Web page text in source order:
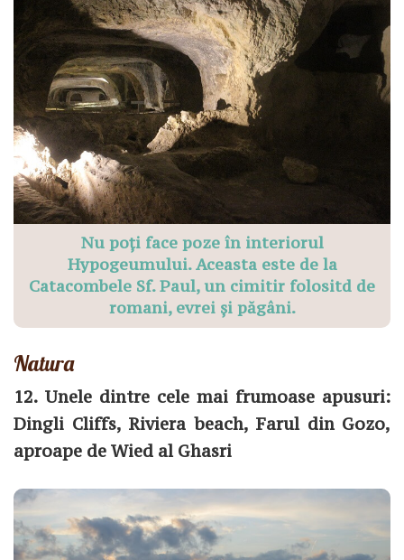
Nu poți face poze în interiorul
Hypogeumului. Aceasta este de la
Catacombele Sf. Paul, un cimitir folositd de
romani, evrei și păgâni.
Natura
12. Unele dintre cele mai frumoase apusuri:
Dingli Cliffs, Riviera beach, Farul din Gozo,
aproape de Wied al Ghasri